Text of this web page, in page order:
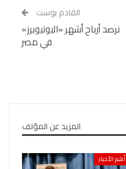
القادم بوست
نرصد أرباح أشهر «اليوتيوبرز»
في مصر
المزيد عن المؤلف
أهم الأخبار